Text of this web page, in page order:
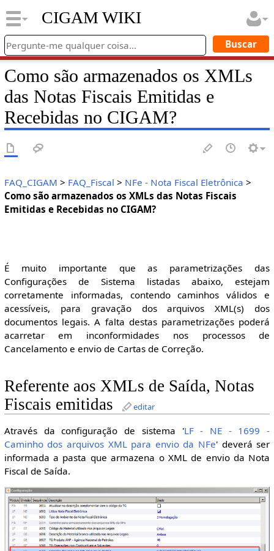
CIGAM WIKI
Como são armazenados os XMLs
das Notas Fiscais Emitidas e
Recebidas no CIGAM?
FAQ_CIGAM > FAQ_Fiscal > NFe - Nota Fiscal Eletrônica >
Como são armazenados os XMLs das Notas Fiscais
Emitidas e Recebidas no CIGAM?
É muito importante que as parametrizações das
Configurações de Sistema listadas abaixo, estejam
corretamente informadas, contendo caminhos válidos e
acessíveis, para gravação dos arquivos XML(s) dos
documentos legais. A falta destas parametrizações poderá
acarretar em inconformidades nos processos de
Cancelamento e envio de Cartas de Correção.
Referente aos XMLs de Saída, Notas
Fiscais emitidas
editar
Através da configuração de sistema 'LF - NE - 1699 -
Caminho dos arquivos XML para envio da NFe' deverá ser
informada a pasta que armazena o XML de envio da Nota
Fiscal de Saída.